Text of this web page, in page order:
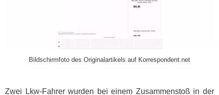
Bildschirmfoto des Originalartikels auf Korrespondent.net
Zwei Lkw-Fahrer wurden bei einem Zusammenstoß in der